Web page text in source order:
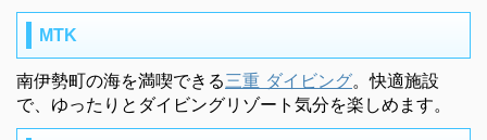
MTK
南伊勢町の海を満喫できる三重 ダイビング。快適施設
で、ゆったりとダイビングリゾート気分を楽しめます。